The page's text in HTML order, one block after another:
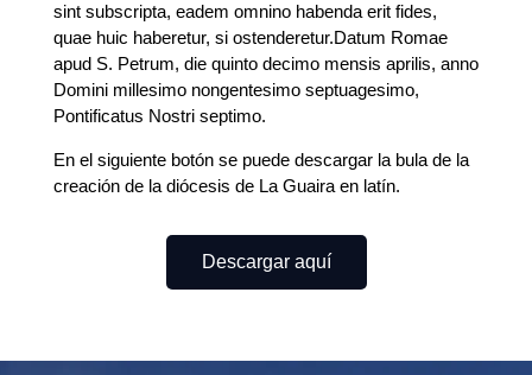
sint subscripta, eadem omnino habenda erit fides,
quae huic haberetur, si ostenderetur.Datum Romae
apud S. Petrum, die quinto decimo mensis aprilis, anno
Domini millesimo nongentesimo septuagesimo,
Pontificatus Nostri septimo.
En el siguiente botón se puede descargar la bula de la
creación de la diócesis de La Guaira en latín.
Descargar aquí